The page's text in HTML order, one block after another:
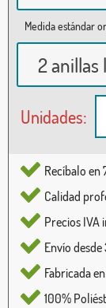
Medida estándar
2
Unidades:
Recíbalo en
Calidad
Precios IVA
Envío
Fabricada
100%